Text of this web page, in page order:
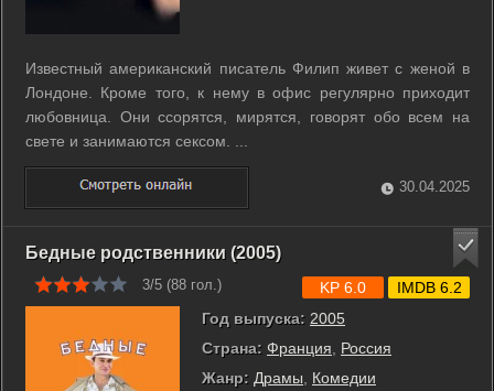
Известный американский писатель Филип живет с женой в
Лондоне. Кроме того, к нему в офис регулярно приходит
любовница. Они ссорятся, мирятся, говорят обо всем на
свете и занимаются сексом. ...
30.04.2025
Бедные родственники (2005)
3/5 (88 гол.)
Год выпуска: 2005
Страна: Франция
Россия
Жанр: Драмы
Комедии
KP 6.0 IMDB 6.2